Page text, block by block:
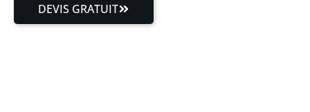
DEVIS GRATUIT